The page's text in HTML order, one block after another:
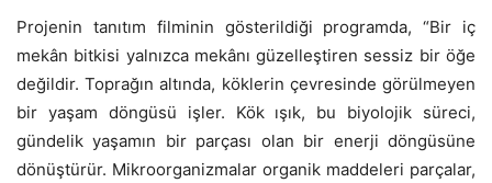
Projenin tanıtım filminin gösterildiği programda, “Bir iç
mekân bitkisi yalnızca mekânı güzelleştiren sessiz bir öğe
değildir. Toprağın altında, köklerin çevresinde görülmeyen
bir yaşam döngüsü işler. Kök ışık, bu biyolojik süreci,
gündelik yaşamın bir parçası olan bir enerji döngüsüne
dönüştürür. Mikroorganizmalar organik maddeleri parçalar,